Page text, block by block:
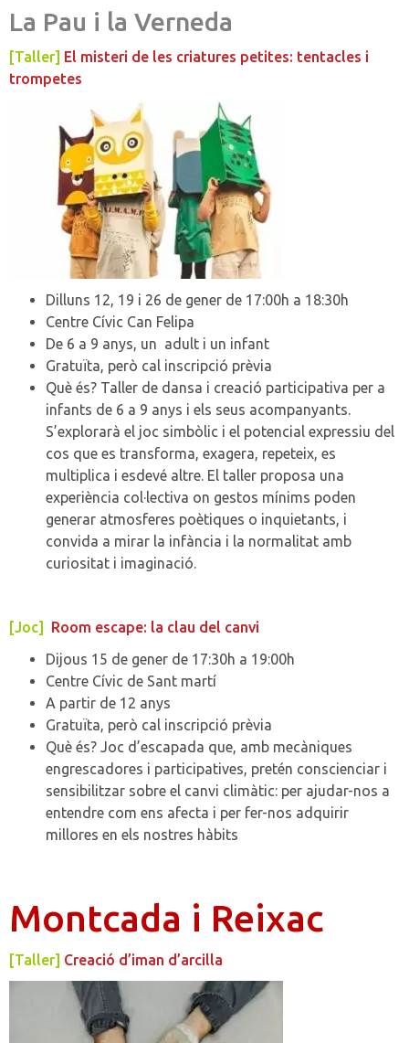
La Pau i la Verneda
[Taller] El misteri de les criatures petites: tentacles i
trompetes
Dilluns 12, 19 i 26 de gener de 17:00h a 18:30h
Centre Cívic Can Felipa
De 6 a 9 anys, un adult i un infant
Gratuïta, però cal inscripció prèvia
Què és? Taller de dansa i creació participativa per a
infants de 6 a 9 anys i els seus acompanyants.
S’explorarà el joc simbòlic i el potencial expressiu del
cos que es transforma, exagera, repeteix, es
multiplica i esdevé altre. El taller proposa una
experiència col·lectiva on gestos mínims poden
generar atmosferes poètiques o inquietants, i
convida a mirar la infància i la normalitat amb
curiositat i imaginació.
[Joc]
Room escape: la clau del canvi
Dijous 15 de gener de 17:30h a 19:00h
Centre Cívic de Sant martí
A partir de 12 anys
Gratuïta, però cal inscripció prèvia
Què és? Joc d’escapada que, amb mecàniques
engrescadores i participatives, pretén conscienciar i
sensibilitzar sobre el canvi climàtic: per ajudar-nos a
entendre com ens afecta i per fer-nos adquirir
millores en els nostres hàbits
Montcada i Reixac
[Taller] Creació d’iman d’arcilla